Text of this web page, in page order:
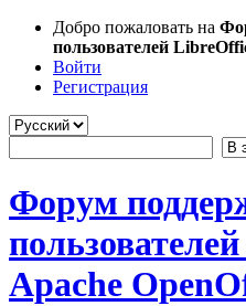
Добро пожаловать на
пользователей
Войти
Регистрация
Форум
Apache